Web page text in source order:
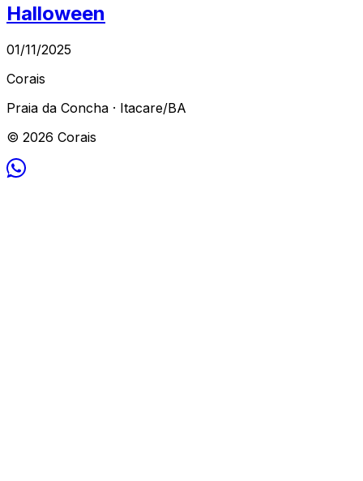
Halloween
01/11/2025
Corais
Praia da Concha · Itacare/BA
© 2026 Corais